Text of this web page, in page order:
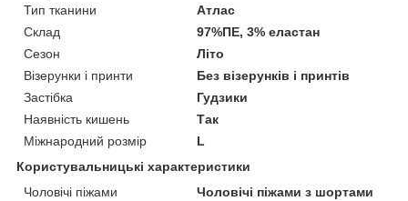
Тип тканини
Атлас
Склад
97%ПЕ, 3% еластан
Сезон
Літо
Візерунки і принти
Без візерунків і принтів
Застібка
Гудзики
Наявність кишень
Так
Міжнародний розмір
L
Користувальницькі характеристики
Чоловічі піжами
Чоловічі піжами з шортами